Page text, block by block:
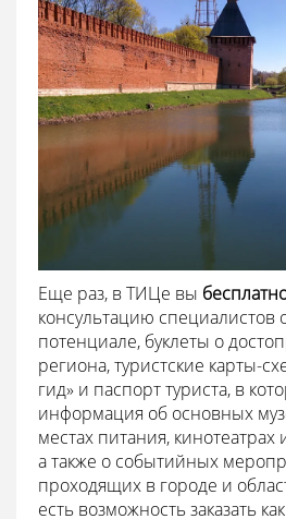
Еще раз, в ТИЦе вы
консультацию специалистов
потенциале, буклеты о
региона, туристские карты-
гид» и паспорт туриста, в
информация об основных
местах питания, кинотеатрах
а также о событийных
проходящих в городе и
есть возможность заказать